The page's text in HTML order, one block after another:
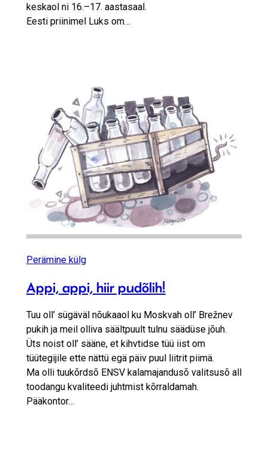
keskaol ni 16.–17. aastasaal.
Eesti priinimel Luks om…
Perämine külg
Appi, appi, hiir pudõlih!
Tuu oll’ sügäväl nõukaaol ku Moskvah oll’ Brežnev
pukih ja meil olliva säältpuult tulnu säädüse jõuh.
Üts noist oll’ sääne, et kihvtidse tüü iist om
tüütegijile ette nättü egä päiv puul liitrit piimä.
Ma olli tuukõrdsõ ENSV kalamajandusõ valitsusõ all
toodangu kvaliteedi juhtmist kõrraldamah.
Pääkontor…